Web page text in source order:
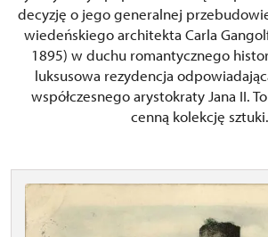
decyzję o jego generalnej
wiedeńskiego architekta Carla
1895) w duchu romantycznego
luksusowa rezydencja
współczesnego arystokraty Jana II.
cenną kolekcję sztuki.